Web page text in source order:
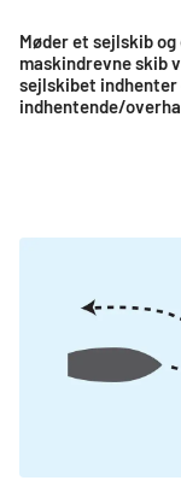
Møder et sejlskib
maskindrevne skib
sejlskibet indhenter
indhentende/